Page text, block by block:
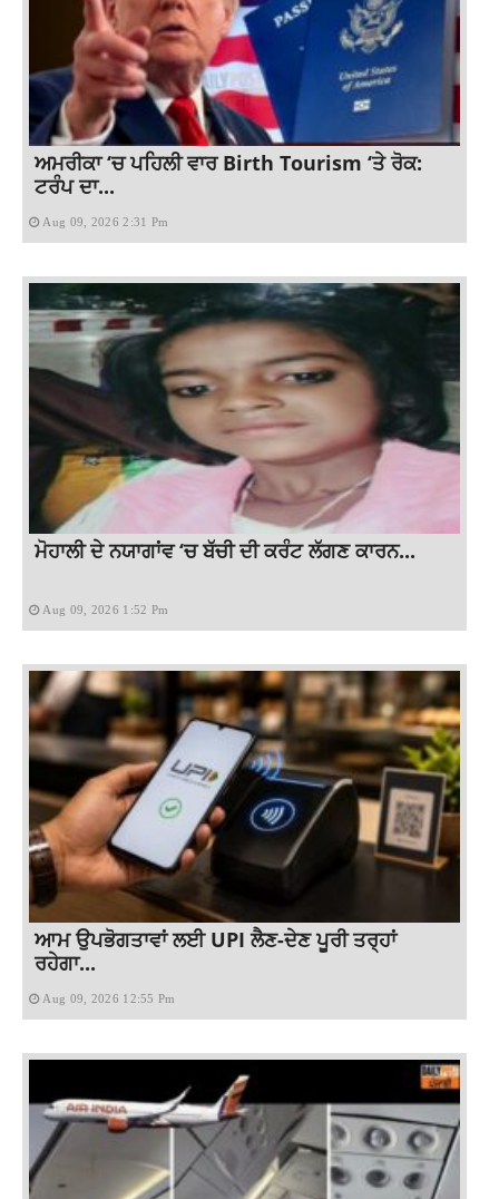
ਅਮਰੀਕਾ ‘ਚ ਪਹਿਲੀ ਵਾਰ Birth Tourism ‘ਤੇ ਰੋਕ:
ਟਰੰਪ ਦਾ...
Aug 09, 2026 2:31 Pm
ਮੋਹਾਲੀ ਦੇ ਨਯਾਗਾਂਵ ‘ਚ ਬੱਚੀ ਦੀ ਕਰੰਟ ਲੱਗਣ ਕਾਰਨ...
Aug 09, 2026 1:52 Pm
ਆਮ ਉਪਭੋਗਤਾਵਾਂ ਲਈ UPI ਲੈਣ-ਦੇਣ ਪੂਰੀ ਤਰ੍ਹਾਂ
ਰਹੇਗਾ...
Aug 09, 2026 12:55 Pm